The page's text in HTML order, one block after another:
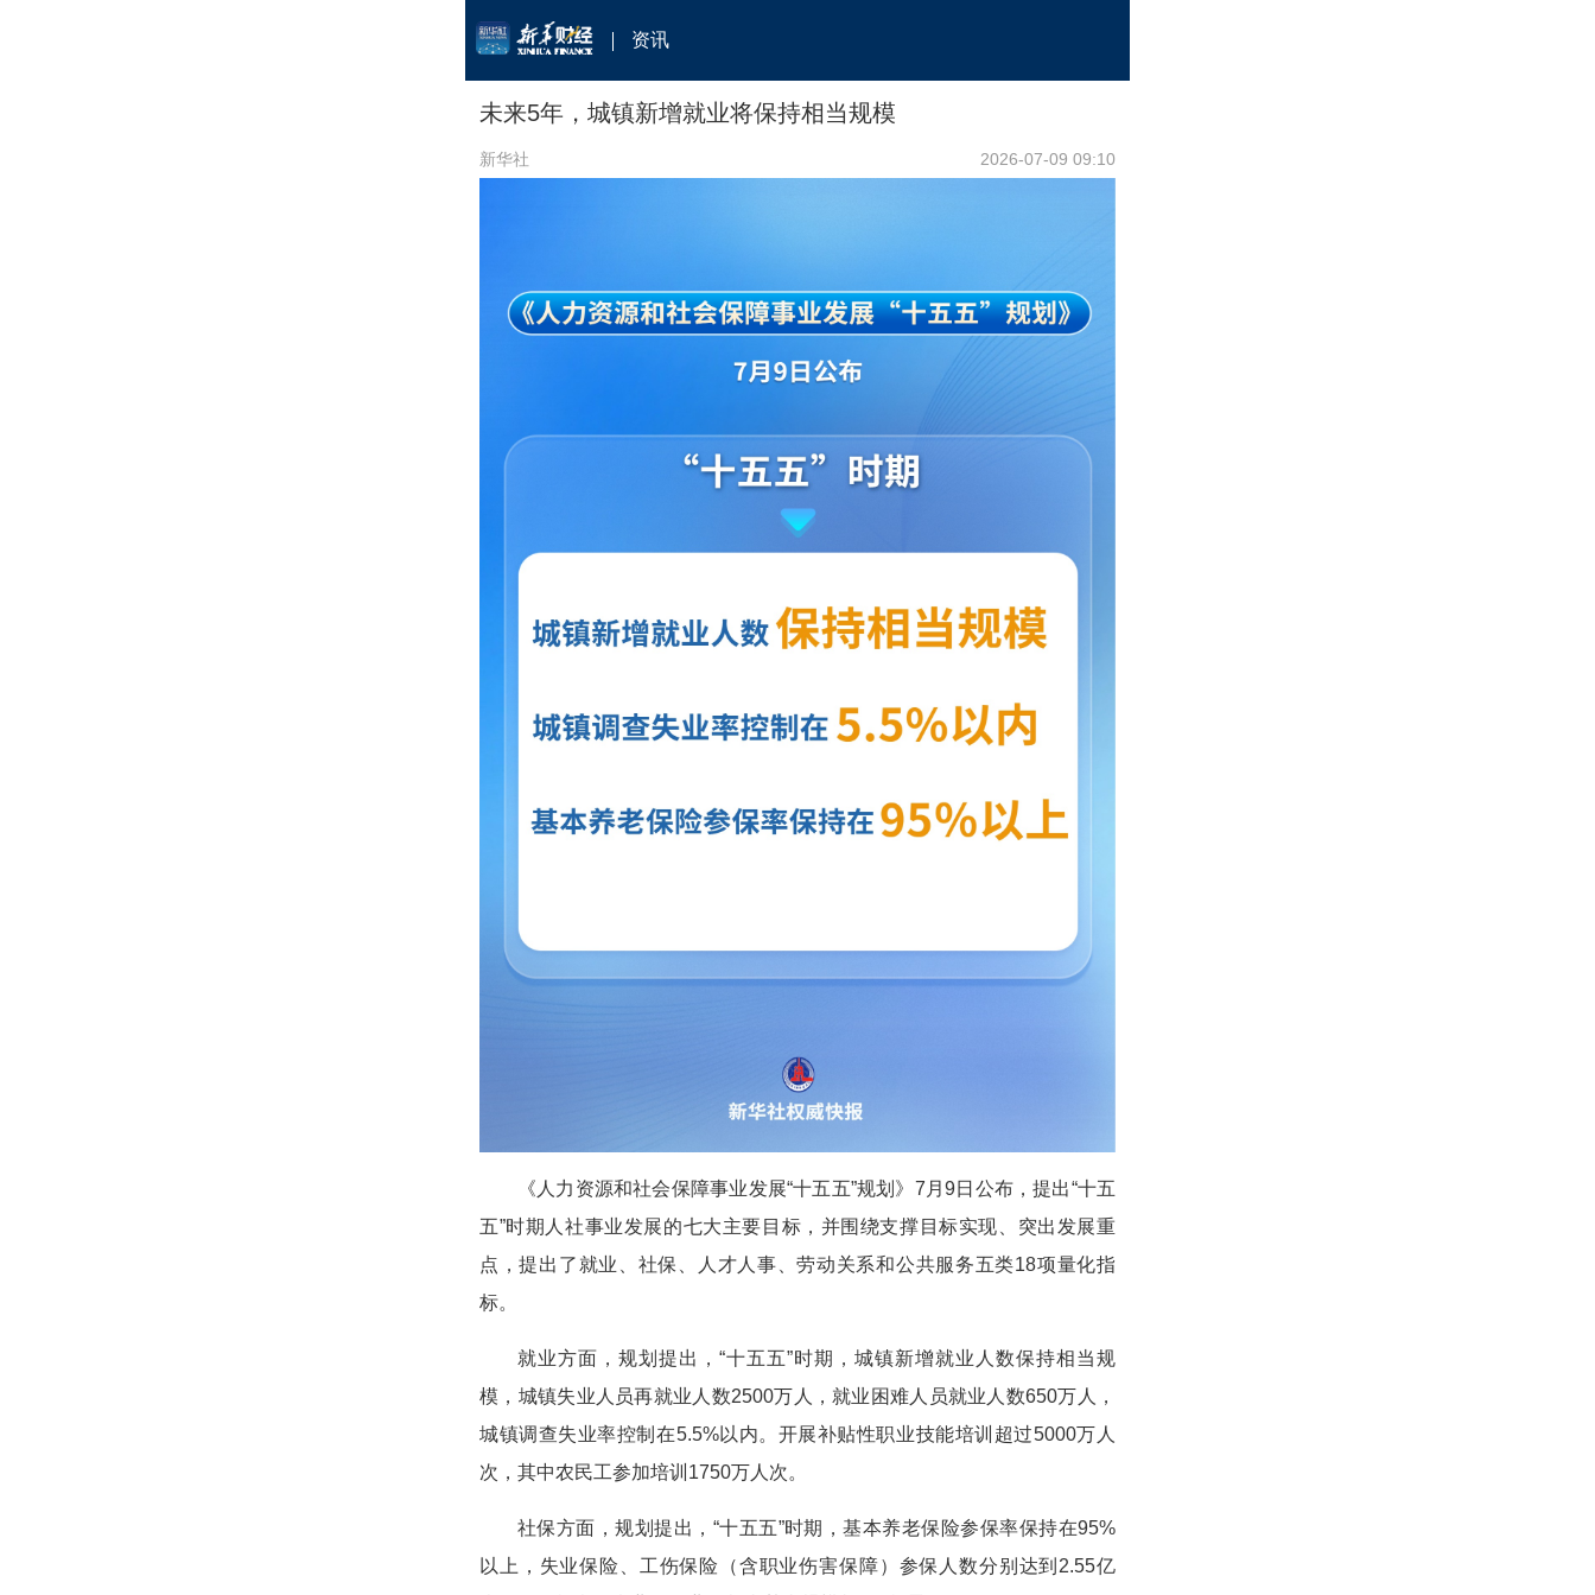
资讯
未来5年，城镇新增就业将保持相当规模
新华社 2026-07-09 09:10
《人力资源和社会保障事业发展“十五五”规划》7月9日公布，提出“十五
五”时期人社事业发展的七大主要目标，并围绕支撑目标实现、突出发展重
点，提出了就业、社保、人才人事、劳动关系和公共服务五类18项量化指
标。
就业方面，规划提出，“十五五”时期，城镇新增就业人数保持相当规
模，城镇失业人员再就业人数2500万人，就业困难人员就业人数650万人，
城镇调查失业率控制在5.5%以内。开展补贴性职业技能培训超过5000万人
次，其中农民工参加培训1750万人次。
社保方面，规划提出，“十五五”时期，基本养老保险参保率保持在95%
以上，失业保险、工伤保险（含职业伤害保障）参保人数分别达到2.55亿